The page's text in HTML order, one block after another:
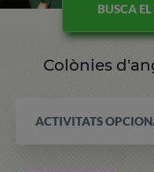
BUSCA
Colònies
ACTIVITATS